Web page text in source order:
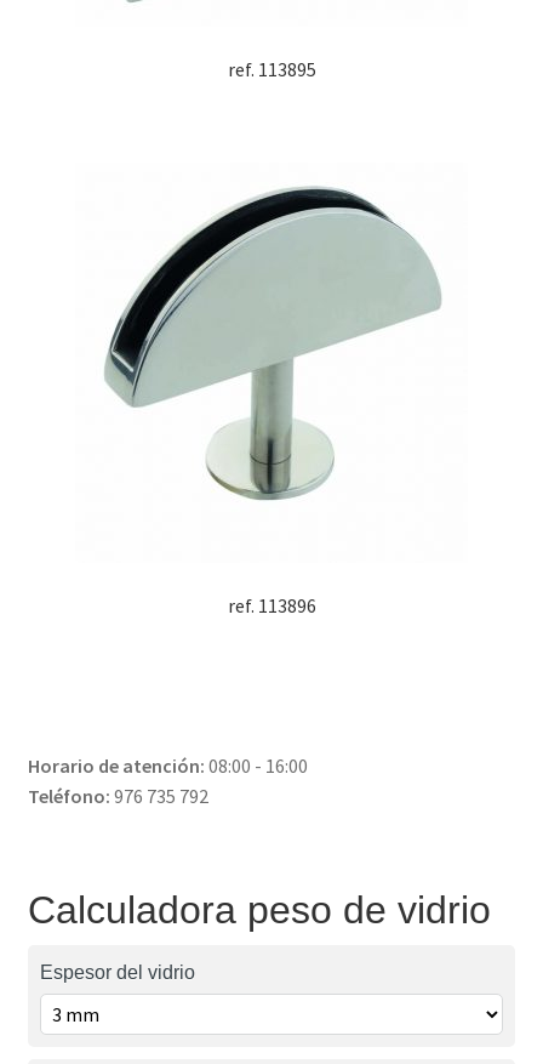
ref. 113895
ref. 113896
Horario de atención: 08:00 - 16:00
Teléfono: 976 735 792
Calculadora peso de vidrio
Espesor del vidrio